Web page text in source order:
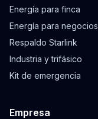
Energía para finca
Energía para negocios
Respaldo Starlink
Industria y trifásico
Kit de emergencia
Empresa